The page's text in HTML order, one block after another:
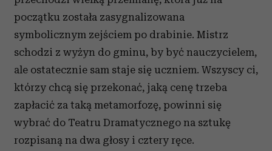
Partnerzy mogą połączyć te informacje z innymi danymi
otrzymanymi od Ciebie lub uzyskanymi podczas
korzystania z ich usług.
początku została zasygnalizowana
symbolicznym zejściem po drabinie. Mistrz
schodzi z wyżyn do gminu, by być nauczycielem,
ale ostatecznie sam staje się uczniem. Wszyscy ci,
którzy chcą się przekonać, jaką cenę trzeba
zapłacić za taką metamorfozę, powinni się
wybrać do Teatru Dramatycznego na sztukę
rozpisaną na dwa głosy i cztery ręce.